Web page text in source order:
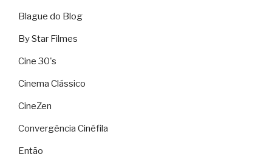
Blague do Blog
By Star Filmes
Cine 30's
Cinema Clássico
CineZen
Convergência Cinéfila
Então